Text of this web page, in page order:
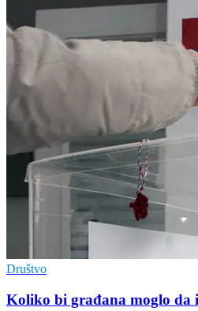
Društvo
Koliko bi građana moglo da